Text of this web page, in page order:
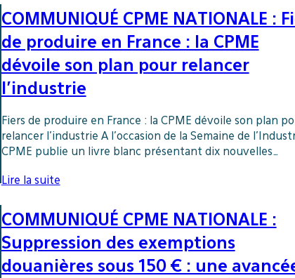
COMMUNIQUÉ CPME NATIONALE :
de produire en France : la CPME
dévoile son plan pour relancer
l’industrie
Fiers de produire en France : la CPME dévoile son plan
relancer l’industrie A l’occasion de la Semaine de
CPME publie un livre blanc présentant dix nouvelles…
Lire la suite
COMMUNIQUÉ CPME NATIONALE :
Suppression des exemptions
douanières sous 150 € : une